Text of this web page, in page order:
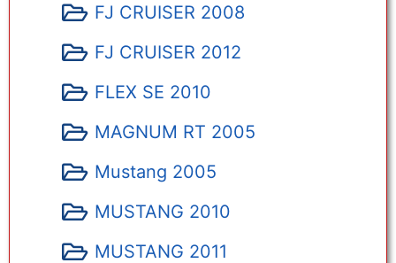
FJ CRUISER 2008
FJ CRUISER 2012
FLEX SE 2010
MAGNUM RT 2005
Mustang 2005
MUSTANG 2010
MUSTANG 2011